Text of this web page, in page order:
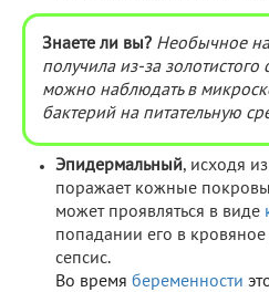
Знаете ли вы? Необычное
получила из-за золотистого
можно наблюдать в
бактерий на питательную
Эпидермальный, исходя
поражает кожные
может проявляться в виде
попадании его в кровяное
сепсис.
Во время беременности